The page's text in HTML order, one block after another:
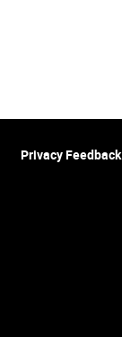
Privacy Feedback